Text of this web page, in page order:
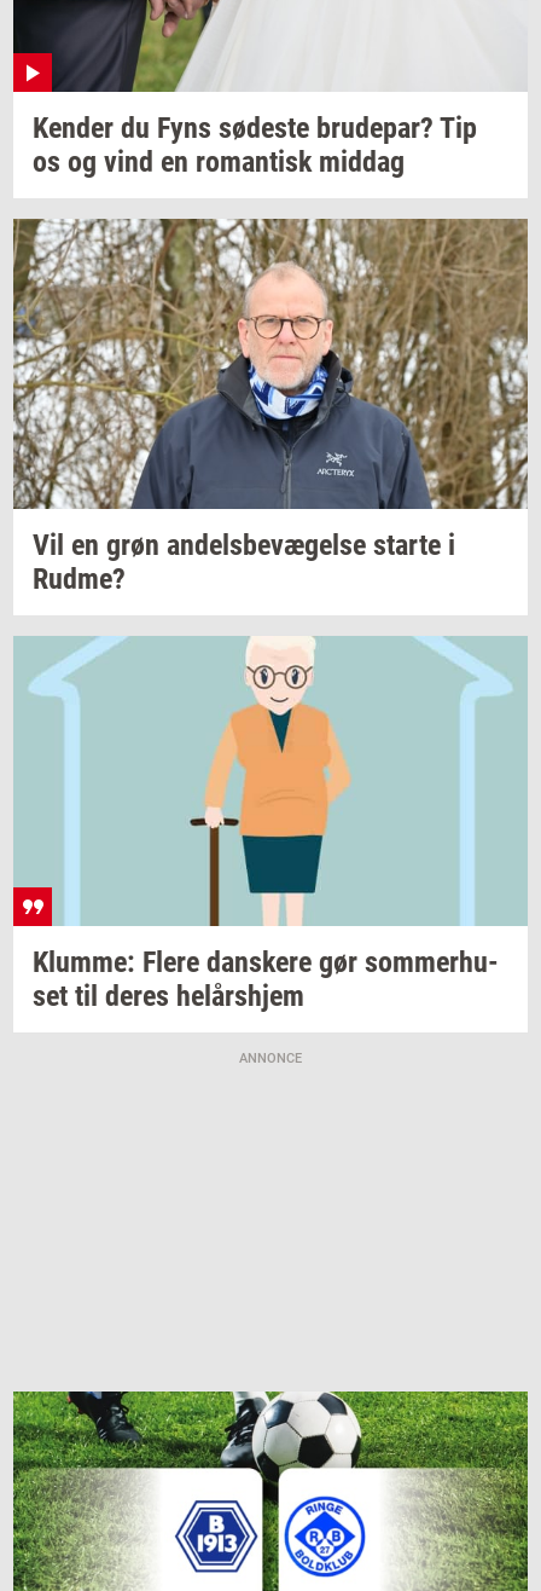
Ken­der du Fyns sø­de­ste bru­de­par? Tip
os og vind en ro­man­tisk mid­dag
Vil en grøn an­dels­be­væ­gel­se star­te i
Rudme?
Klum­me: Flere dan­ske­re gør som­mer­hu­
set til deres helårs­hjem
ANNONCE